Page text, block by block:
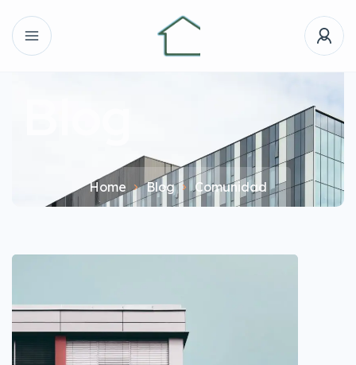
Home Blog Comunidad